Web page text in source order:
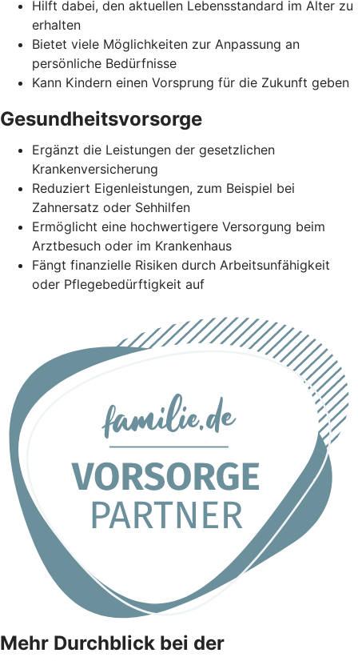
Hilft dabei, den aktuellen Lebensstandard im Alter zu
erhalten
Bietet viele Möglichkeiten zur Anpassung an
persönliche Bedürfnisse
Kann Kindern einen Vorsprung für die Zukunft geben
Gesundheitsvorsorge
Ergänzt die Leistungen der gesetzlichen
Krankenversicherung
Reduziert Eigenleistungen, zum Beispiel bei
Zahnersatz oder Sehhilfen
Ermöglicht eine hochwertigere Versorgung beim
Arztbesuch oder im Krankenhaus
Fängt finanzielle Risiken durch Arbeitsunfähigkeit
oder Pflegebedürftigkeit auf
Mehr Durchblick bei der